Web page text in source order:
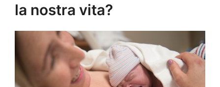
la nostra vita?